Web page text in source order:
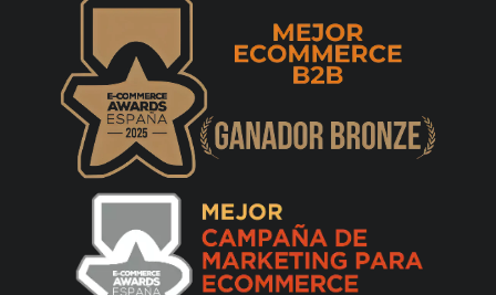
compra y lo recomiendo, sobre todo para las
ventanas en las que se tiene muy poco
acceso. - Negro
María
Había leído buenas opiniones y por eso me
decidí, pero realmente tengo que decir que